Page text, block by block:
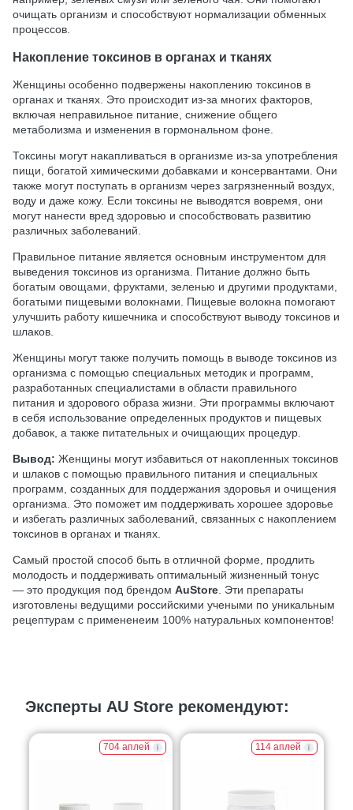
очищать организм и способствуют нормализации обменных
процессов.
Накопление токсинов в органах и тканях
Женщины особенно подвержены накоплению токсинов в
органах и тканях. Это происходит из-за многих факторов,
включая неправильное питание, снижение общего
метаболизма и изменения в гормональном фоне.
Токсины могут накапливаться в организме из-за употребления
пищи, богатой химическими добавками и консервантами. Они
также могут поступать в организм через загрязненный воздух,
воду и даже кожу. Если токсины не выводятся вовремя, они
могут нанести вред здоровью и способствовать развитию
различных заболеваний.
Правильное питание является основным инструментом для
выведения токсинов из организма. Питание должно быть
богатым овощами, фруктами, зеленью и другими продуктами,
богатыми пищевыми волокнами. Пищевые волокна помогают
улучшить работу кишечника и способствуют выводу токсинов и
шлаков.
Женщины могут также получить помощь в выводе токсинов из
организма с помощью специальных методик и программ,
разработанных специалистами в области правильного
питания и здорового образа жизни. Эти программы включают
в себя использование определенных продуктов и пищевых
добавок, а также питательных и очищающих процедур.
Вывод: Женщины могут избавиться от накопленных токсинов
и шлаков с помощью правильного питания и специальных
программ, созданных для поддержания здоровья и очищения
организма. Это поможет им поддерживать хорошее здоровье
и избегать различных заболеваний, связанных с накоплением
токсинов в органах и тканях.
Самый простой способ быть в отличной форме, продлить
молодость и поддерживать оптимальный жизненный тонус
— это продукция под брендом AuStore. Эти препараты
изготовлены ведущими российскими учеными по уникальным
рецептурам с примененеим 100% натуральных компонентов!
Эксперты AU Store рекомендуют:
704 аплей 114 аплей